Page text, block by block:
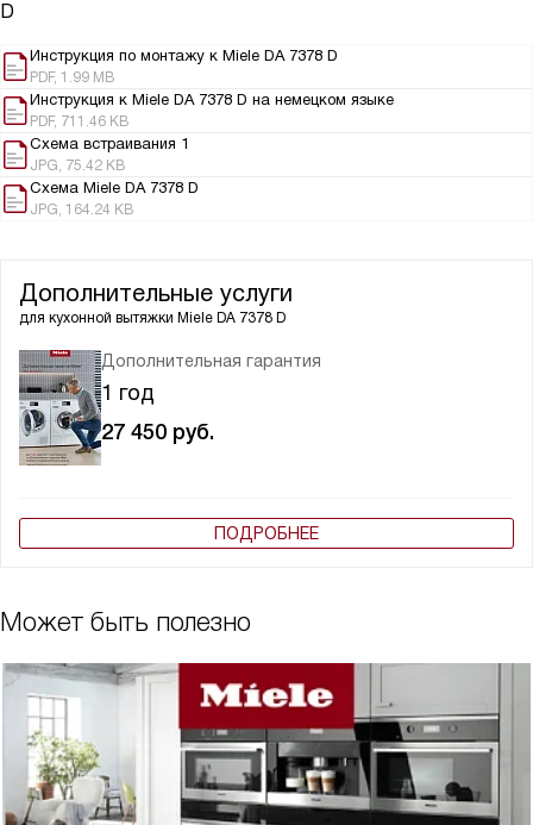
D
Инструкция по монтажу к Miele DA 7378 D
PDF, 1.99 MB
Инструкция к Miele DA 7378 D на немецком языке
PDF, 711.46 KB
Схема встраивания 1
JPG, 75.42 KB
Схема Miele DA 7378 D
JPG, 164.24 KB
Дополнительные услуги
для кухонной вытяжки Miele DA 7378 D
Дополнительная гарантия
1 год
27 450 руб.
ПОДРОБНЕЕ
Может быть полезно